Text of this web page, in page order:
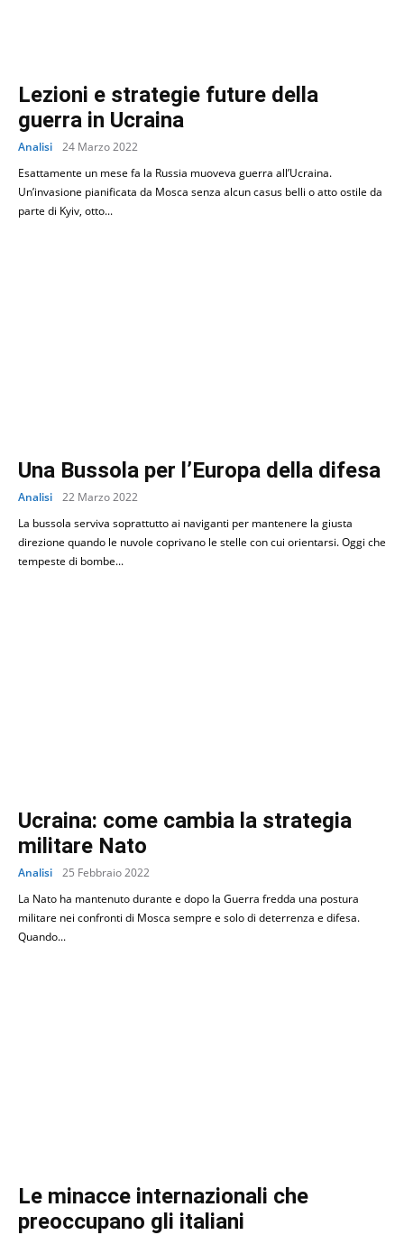
Lezioni e strategie future della
guerra in Ucraina
Analisi
24 Marzo 2022
Esattamente un mese fa la Russia muoveva guerra all’Ucraina.
Un’invasione pianificata da Mosca senza alcun casus belli o atto ostile da
parte di Kyiv, otto...
Una Bussola per l’Europa della difesa
Analisi
22 Marzo 2022
La bussola serviva soprattutto ai naviganti per mantenere la giusta
direzione quando le nuvole coprivano le stelle con cui orientarsi. Oggi che
tempeste di bombe...
Ucraina: come cambia la strategia
militare Nato
Analisi
25 Febbraio 2022
La Nato ha mantenuto durante e dopo la Guerra fredda una postura
militare nei confronti di Mosca sempre e solo di deterrenza e difesa.
Quando...
Le minacce internazionali che
preoccupano gli italiani